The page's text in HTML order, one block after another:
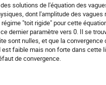
solutions de l'équation des
dont l'amplitude des vagues
"toit rigide" pour cette
dernier paramètre vers 0. Il se
sont nulles, et que la convergence
faible mais non forte dans cette
de convergence.